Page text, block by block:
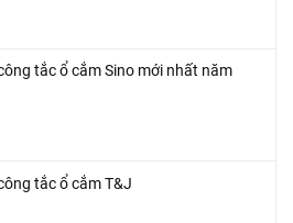
tắc ổ cắm Sino mới nhất năm
tắc ổ cắm T&J